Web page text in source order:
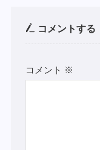
コメントする
コメント ※